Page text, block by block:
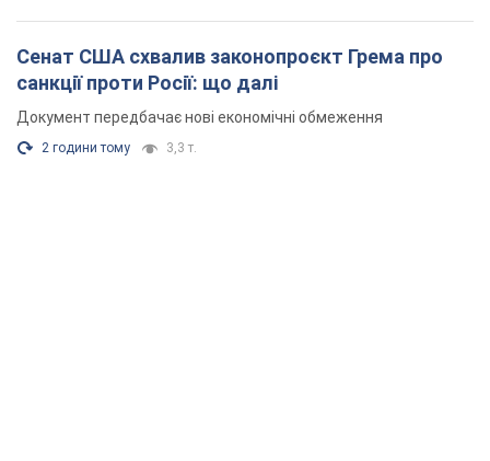
Сенат США схвалив законопроєкт Грема про
санкції проти Росії: що далі
Документ передбачає нові економічні обмеження
2 години тому 3,3 т.